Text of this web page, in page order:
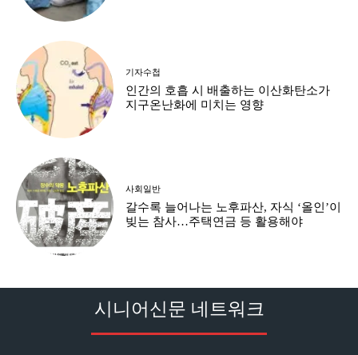
기자수첩
인간의 호흡 시 배출하는 이산화탄소가
지구온난화에 미치는 영향
사회일반
갈수록 늘어나는 노후파산, 자식 ‘올인’이
빚는 참사…주택연금 등 활용해야
시니어신문 네트워크